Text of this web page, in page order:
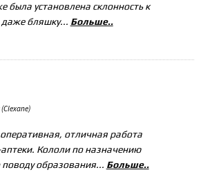
была установлена склонность к
бляшку... Больше..
отличная работа
Кололи по назначению
образования... Больше..